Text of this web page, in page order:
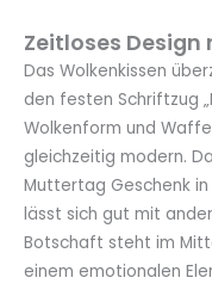
Zeitloses
Das Wolkenkissen
den festen Schriftzug
Wolkenform und
gleichzeitig modern.
Muttertag Geschenk
lässt sich gut mit
Botschaft steht im
einem emotionalen